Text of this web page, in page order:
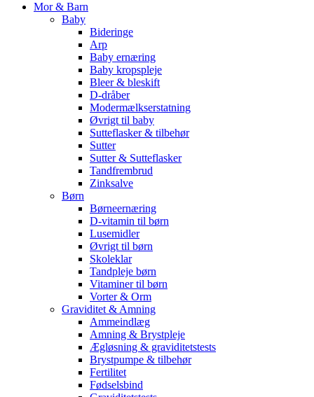
Mor & Barn
Baby
Bideringe
Arp
Baby ernæring
Baby kropspleje
Bleer & bleskift
D-dråber
Modermælkserstatning
Øvrigt til baby
Sutteflasker & tilbehør
Sutter
Sutter & Sutteflasker
Tandfrembrud
Zinksalve
Børn
Børneernæring
D-vitamin til børn
Lusemidler
Øvrigt til børn
Skoleklar
Tandpleje børn
Vitaminer til børn
Vorter & Orm
Graviditet & Amning
Ammeindlæg
Amning & Brystpleje
Ægløsning & graviditetstests
Brystpumpe & tilbehør
Fertilitet
Fødselsbind